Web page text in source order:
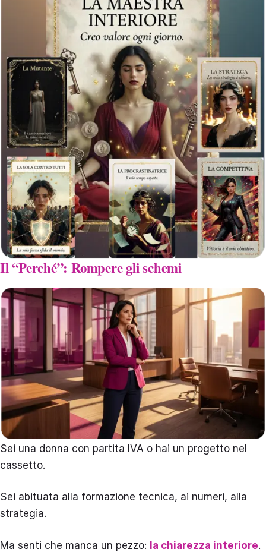
Il “Perché”: Rompere gli schemi
Sei una donna con partita IVA o hai un progetto nel
cassetto.
Sei abituata alla formazione tecnica, ai numeri, alla
strategia.
Ma senti che manca un pezzo: la chiarezza interiore.